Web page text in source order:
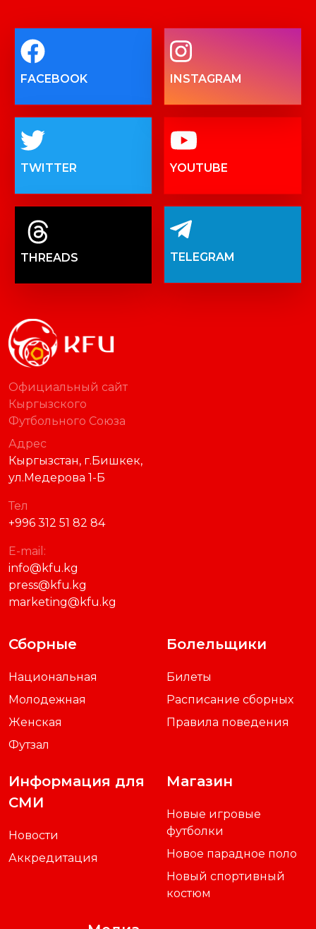
FACEBOOK INSTAGRAM
TWITTER YOUTUBE
THREADS TELEGRAM
Официальный сайт
Кыргызского
Футбольного Союза
Адрес
Кыргызстан, г.Бишкек,
ул.Медерова 1-Б
Тел
+996 312 51 82 84
E-mail:
info@kfu.kg
press@kfu.kg
marketing@kfu.kg
Сборные
Национальная
Молодежная
Женская
Футзал
Болельщики
Билеты
Расписание сборных
Правила поведения
Информация для
СМИ
Новости
Аккредитация
Магазин
Новые игровые
футболки
Новое парадное поло
Новый спортивный
костюм